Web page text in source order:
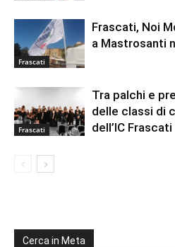
Frascati
Frascati, Noi
a Mastrosanti
Frascati
Tra palchi e
delle classi di
dell’IC Frascati
Cerca in Meta